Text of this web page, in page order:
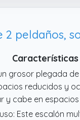
peldaños,
grosor plegada
reducidos y
y cabe en
Este escalón